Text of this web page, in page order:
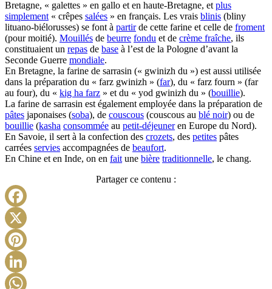
Bretagne, « galettes » en gallo et en haute-Bretagne, et plus
simplement « crêpes salées » en français. Les vrais blinis (bliny
lituano-biélorusses) se font à partirde cette farine et celle de froment
(pour moitié). Mouillés de beurre fondu et de crème fraîche, ils
constituaient un repas de base à l’est de la Pologne d’avant la
Seconde Guerre mondiale.
En Bretagne, la farine de sarrasin (« gwinizh du ») est aussi utilisée
dans la préparation du « farz gwinizh » (far), du « farz fourn » (far
au four), du « kig ha farz » et du « yod gwinizh du » (bouillie).
La farine de sarrasin est également employée dans la préparation de
pâtes japonaises (soba), de couscous (couscous au blé noir) ou de
bouillie (kasha consommée au petit-déjeuneren Europe du Nord).
En Savoie, il sert à la confection des crozets, des petites pâtes
carrées servies accompagnées de beaufort.
En Chine et en Inde, on en fait une bière traditionnelle, le chang.
Partager ce contenu :